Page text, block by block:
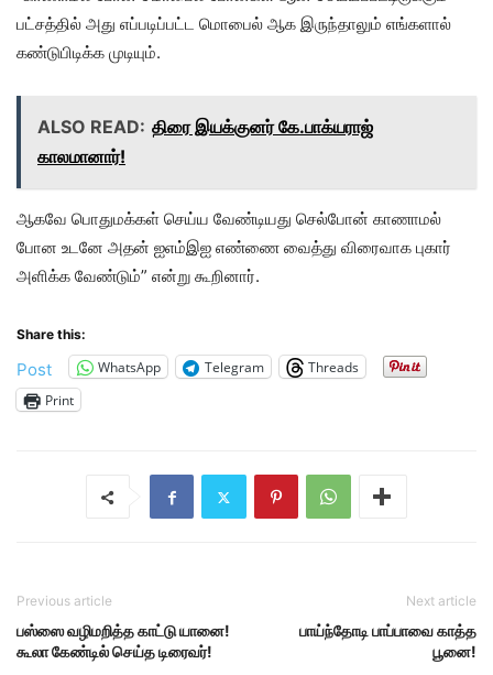
பட்சத்தில் அது எப்படிப்பட்ட மொபைல் ஆக இருந்தாலும் எங்களால்
கண்டுபிடிக்க முடியும்.
ALSO READ: திரை இயக்குனர் கே.பாக்யராஜ்
காலமானார்!
ஆகவே பொதுமக்கள் செய்ய வேண்டியது செல்போன் காணாமல்
போன உடனே அதன் ஐஎம்இஐ எண்ணை வைத்து விரைவாக புகார்
அளிக்க வேண்டும்” என்று கூறினார்.
Share this:
Post WhatsApp Telegram
Threads
Print
Previous article
பஸ்ஸை வழிமறித்த காட்டு யானை!
கூலா கேண்டில் செய்த டிரைவர்!
Next article
பாய்ந்தோடி பாப்பாவை காத்த
பூனை!